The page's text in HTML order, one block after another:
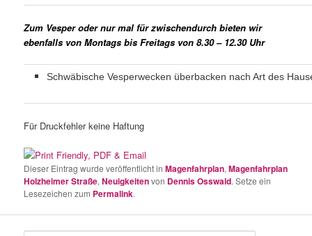
Zum Vesper oder nur mal für zwischendurch bieten wir
ebenfalls von Montags bis Freitags von 8.30 – 12.30 Uhr
Schwäbische Vesperwecken überbacken nach Art des
Für Druckfehler keine Haftung
Dieser Eintrag wurde veröffentlicht inMagenfahrplan,Magenfahrplan
Holzheimer Straße,Neuigkeitenvon Dennis Osswald. Setze ein
Lesezeichen zum Permalink.